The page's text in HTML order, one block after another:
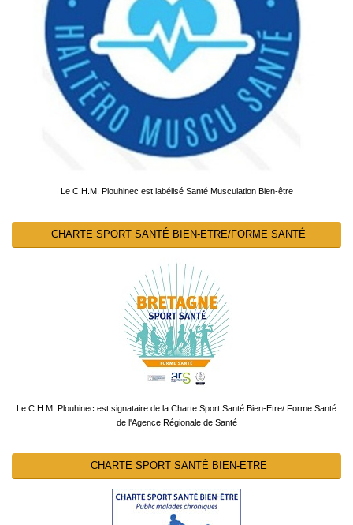
Le C.H.M. Plouhinec est labélisé Santé Musculation Bien-être
CHARTE SPORT SANTÉ BIEN-ETRE/FORME SANTÉ
Le C.H.M. Plouhinec est signataire de la Charte Sport Santé Bien-Etre/ Forme Santé
de l'Agence Régionale de Santé
CHARTE SPORT SANTÉ BIEN-ETRE